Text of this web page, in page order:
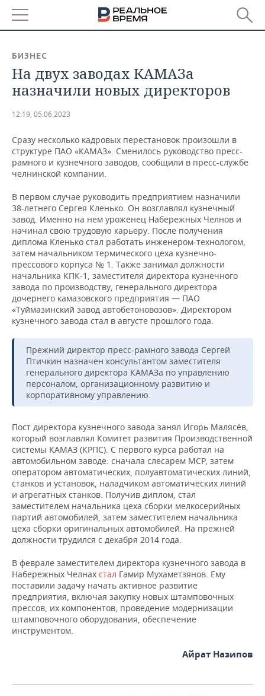
БАШКОРТОСТАН
ТАТАРСТАН
НОВОСТИ
АНАЛИТИКА
ДЕКЛАРАЦИИ О ДОХОДАХ
КОРОЛИ ГОСЗАКАЗА ПФО
ВУЗЫ ТАТАРСТАНА
КОМУ ПРИНАДЛЕЖАТ
ТОРГОВЫЕ ЦЕНТРЫ
ТАТАРСТАНА
НОВОСТИ ЭКОНОМИКИ
ФИНАНСЫ
БАНКИ
БЮДЖЕТ
ИНВЕСТИЦИИ
ПРОМЫШЛЕННОСТЬ
НОВОСТИ
АГРОПРОМ
МАШИНОСТРОЕНИЕ
НЕФТЕХИМИЯ
НЕФТЬ
ОПК
ЭНЕРГЕТИКА
НЕДВИЖИМОСТЬ
НОВОСТИ НЕДВИЖИМОСТИ
АВТО
НОВОСТИ АВТО
БИЗНЕС
НОВОСТИ БИЗНЕСА
РОЗНИЧНАЯ ТОРГОВЛЯ
ТРАНСПОРТ
ТЕХНОЛОГИИ
НОВОСТИ ТЕХНОЛОГИЙ
IT
ТЕЛЕКОММУНИКАЦИИ
МЕРОПРИЯТИЯ
НОВОСТИ МЕРОПРИЯТИЙ
БИЗНЕС-БРАНЧИ
ONLINE-КОНФЕРЕНЦИИ
ОТКРЫТАЯ ЛЕКЦИЯ
СПОРТ
ФУТБОЛ
ХОККЕЙ
БАСКЕТБОЛ
ВОЛЕЙБОЛ
КИБЕРСПОРТ
ФИГУРНОЕ КАТАНИЕ
ВОДНЫЕ ВИДЫ СПОРТА
ХОККЕЙ С МЯЧОМ
ОБЩЕСТВО
НОВОСТИ ОБЩЕСТВА
ВЛАСТЬ
ИНФРАСТРУКТУРА
ИСТОРИЯ
КУЛЬТУРА
МЕДИЦИНА
ОБРАЗОВАНИЕ
ПРОИСШЕСТВИЯ
ФОТОГАЛЕРЕЯ
СЮЖЕТЫ
СПРАВОЧНИК
СПИСОК ПЕРСОН
СПИСОК КОМПАНИЙ
ПОЛНАЯ ВЕРСИЯ
БИЗНЕС
На двух заводах КАМАЗа
назначили новых директоров
12:19, 05.06.2023
Сразу несколько кадровых перестановок произошли в
структуре ПАО «КАМАЗ». Сменилось руководство пресс-
рамного и кузнечного заводов, сообщили в пресс-службе
челнинской компании.
В первом случае руководить предприятием назначили
38-летнего Сергея Кленько. Он возглавлял кузнечный
завод. Именно на нем уроженец Набережных Челнов и
начинал свою трудовую карьеру. После получения
диплома Кленько стал работать инженером-технологом,
затем начальником термического цеха кузнечно-
прессового корпуса № 1. Также занимал должности
начальника КПК-1, заместителя директора кузнечного
завода по производству, генерального директора
дочернего камазовского предприятия — ПАО
«Туймазинский завод автобетоновозов». Директором
кузнечного завода стал в августе прошлого года.
Прежний директор пресс-рамного завода Сергей
Птичкин назначен консультантом заместителя
генерального директора КАМАЗа по управлению
персоналом, организационному развитию и
корпоративному управлению.
Пост директора кузнечного завода занял Игорь Малясёв,
который возглавлял Комитет развития Производственной
системы КАМАЗ (КРПС). С первого курса работал на
автомобильном заводе: сначала слесарем МСР, затем
оператором автоматических, полуавтоматических линий,
станков и установок, наладчиком автоматических линий
и агрегатных станков. Получив диплом, стал
заместителем начальника цеха сборки мелкосерийных
партий автомобилей, затем заместителем начальника
цеха сборки оригинальных автомобилей. На прежней
должности трудился с декабря 2014 года.
В феврале заместителем директора кузнечного завода в
Набережных Челнах стал Гамир Мухаметзянов. Ему
поставили задачу начать активное развитие
предприятия, включая закупку новых штамповочных
прессов, их компонентов, проведение модернизации
штамповочного оборудования, обеспечение
инструментом.
Айрат Назипов